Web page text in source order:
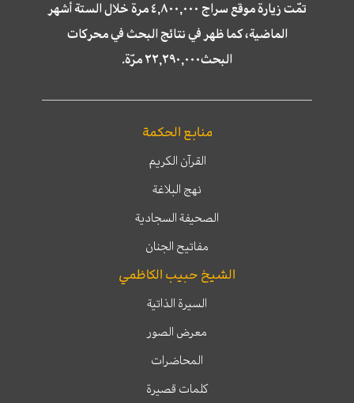
تمّت زيارة موقع سراج ٤,٨٠٠,٠٠٠ مرة خلال الستة أشهر
الماضية، كما ظهر في نتائج البحث في محركات
البحث٢٢,٢٩٠,٠٠٠ مرّة.
منابع الحكمة
القرآن الكريم
نهج البلاغة
الصحيفة السجادية
مفاتيح الجنان
الشيخ حبيب الكاظمي
السيرة الذاتية
معرض الصور
المحاضرات
كلمات قصيرة